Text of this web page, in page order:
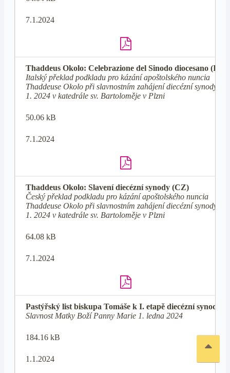
7.1.2024
Thaddeus Okolo: Celebrazione del Sinodo diocesano (IT)
Italský překlad podkladu pro kázání apoštolského nuncia
Thaddeuse Okolo při slavnostním zahájení diecézní synody 7.
1. 2024 v katedrále sv. Bartoloměje v Plzni
50.06 kB
7.1.2024
Thaddeus Okolo: Slavení diecézní synody (CZ)
Český překlad podkladu pro kázání apoštolského nuncia
Thaddeuse Okolo při slavnostním zahájení diecézní synody 7.
1. 2024 v katedrále sv. Bartoloměje v Plzni
64.08 kB
7.1.2024
Pastýřský list biskupa Tomáše k I. etapě diecézní synody
Slavnost Matky Boží Panny Marie 1. ledna 2024
184.16 kB
1.1.2024